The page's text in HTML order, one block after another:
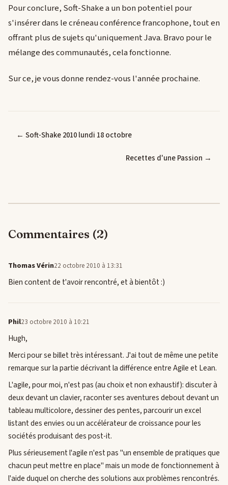
Pour conclure, Soft-Shake a un bon potentiel pour
s'insérer dans le créneau conférence francophone, tout en
offrant plus de sujets qu'uniquement Java. Bravo pour le
mélange des communautés, cela fonctionne.
Sur ce, je vous donne rendez-vous l'année prochaine.
← Soft-Shake 2010 lundi 18 octobre
Recettes d'une Passion →
Commentaires (2)
Thomas Vérin22 octobre 2010 à 13:31
Bien content de t'avoir rencontré, et à bientôt :)
Phil23 octobre 2010 à 10:21
Hugh,
Merci pour se billet très intéressant. J'ai tout de même une petite
remarque sur la partie décrivant la différence entre Agile et Lean.
L'agile, pour moi, n'est pas (au choix et non exhaustif): discuter à
deux devant un clavier, raconter ses aventures debout devant un
tableau multicolore, dessiner des pentes, parcourir un excel
listant des envies ou un accélérateur de croissance pour les
sociétés produisant des post-it.
Plus sérieusement l'agile n'est pas "un ensemble de pratiques que
chacun peut mettre en place" mais un mode de fonctionnement à
l'aide duquel on cherche des solutions aux problèmes rencontrés.